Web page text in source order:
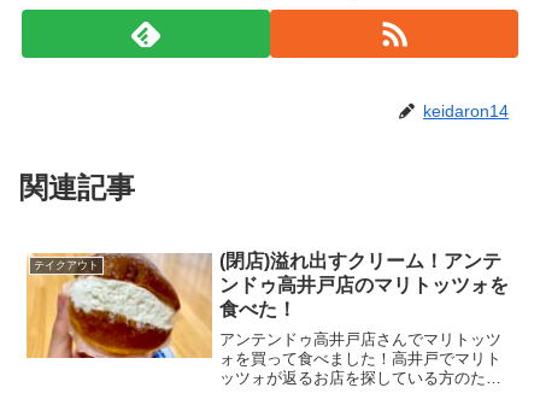
keidaron14
関連記事
テイクアウト
(閉店)溢れ出すクリーム！アンテ
ンドゥ高井戸店のマリトッツォを
食べた！
アンテンドゥ高井戸店さんでマリトッツ
ォを買って食べました！高井戸でマリト
ッツォが返るお店を探している方のため